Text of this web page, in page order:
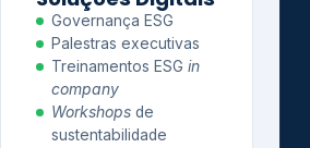
Governança ESG
Palestras executivas
Treinamentos ESG in
company
Workshops de
sustentabilidade